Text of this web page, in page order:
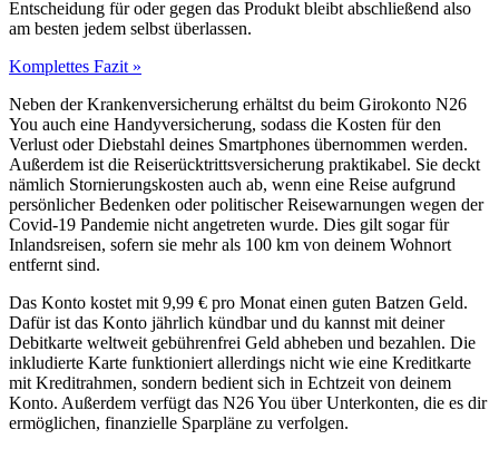
Entscheidung für oder gegen das Produkt bleibt abschließend also
am besten jedem selbst überlassen.
Komplettes Fazit »
Neben der Krankenversicherung erhältst du beim Girokonto N26
You auch eine Handyversicherung, sodass die Kosten für den
Verlust oder Diebstahl deines Smartphones übernommen werden.
Außerdem ist die Reiserücktrittsversicherung praktikabel. Sie deckt
nämlich Stornierungskosten auch ab, wenn eine Reise aufgrund
persönlicher Bedenken oder politischer Reisewarnungen wegen der
Covid-19 Pandemie nicht angetreten wurde. Dies gilt sogar für
Inlandsreisen, sofern sie mehr als 100 km von deinem Wohnort
entfernt sind.
Das Konto kostet mit 9,99 € pro Monat einen guten Batzen Geld.
Dafür ist das Konto jährlich kündbar und du kannst mit deiner
Debitkarte weltweit gebührenfrei Geld abheben und bezahlen. Die
inkludierte Karte funktioniert allerdings nicht wie eine Kreditkarte
mit Kreditrahmen, sondern bedient sich in Echtzeit von deinem
Konto. Außerdem verfügt das N26 You über Unterkonten, die es dir
ermöglichen, finanzielle Sparpläne zu verfolgen.